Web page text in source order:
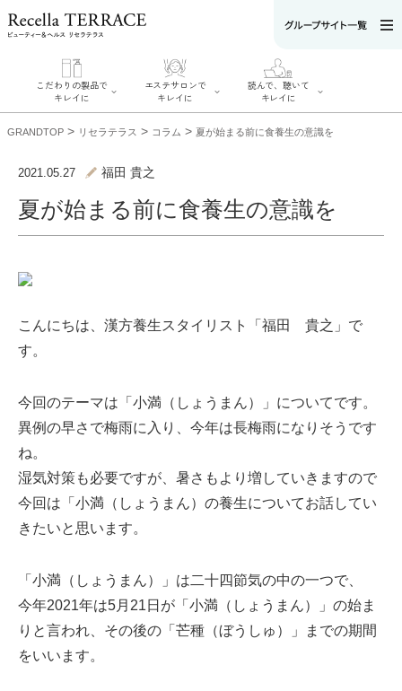
こだわりの製品で
キレイに
こだわりの製品
SERIES#02 水へ
添加化粧品につ
いて
エステサロンで
キレイに
エステサロンで
キレイに
す
リフティング認
読んで、聴いて
キレイに
読んで、聴いてキ
ャルコンテンツ
お悩みから記事
ミューズへの伝
言
コラム
GRANDTOP > リセラテラス > コラム > 夏が始まる前に食養生の意識を
2021.05.27 福田 貴之
夏が始まる前に食養生の意識を
こんにちは、漢方養生スタイリスト「福田 貴之」で
す。
今回のテーマは「小満（しょうまん）」についてです。
異例の早さで梅雨に入り、今年は長梅雨になりそうです
ね。
湿気対策も必要ですが、暑さもより増していきますので
今回は「小満（しょうまん）の養生についてお話してい
きたいと思います。
「小満（しょうまん）」は二十四節気の中の一つで、
今年2021年は5月21日が「小満（しょうまん）」の始ま
りと言われ、その後の「芒種（ぼうしゅ）」までの期間
をいいます。